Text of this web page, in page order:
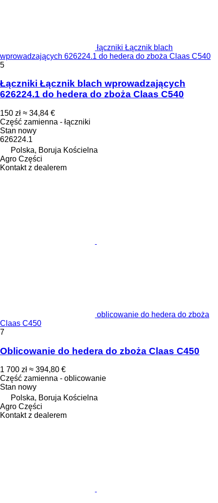
łączniki Łącznik blach
wprowadzających 626224.1 do hedera do zboża Claas C540
5
Łączniki Łącznik blach wprowadzających
626224.1 do hedera do zboża Claas C540
150 zł ≈ 34,84 €
Część zamienna - łączniki
Stan nowy
626224.1
Polska, Boruja Kościelna
Agro Części
Kontakt z dealerem
oblicowanie do hedera do zboża
Claas C450
7
Oblicowanie do hedera do zboża Claas C450
1 700 zł ≈ 394,80 €
Część zamienna - oblicowanie
Stan nowy
Polska, Boruja Kościelna
Agro Części
Kontakt z dealerem